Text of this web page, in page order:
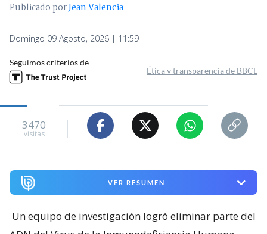
Publicado porJean Valencia
Domingo 09 Agosto, 2026 | 11:59
Seguimos criterios de
Ética y transparencia de BBCL
3470
visitas
VER RESUMEN
Un equipo de investigación logró eliminar parte del